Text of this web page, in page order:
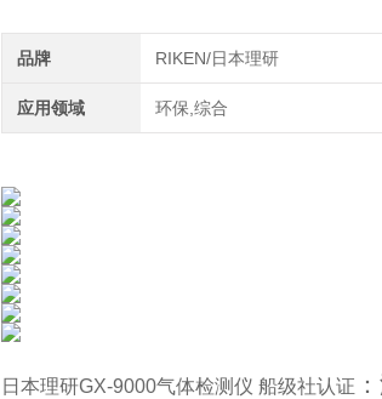
品牌 RIKEN/日本理研
应用领域 环保,综合
日本理研GX-9000气体检测仪 船级社认证